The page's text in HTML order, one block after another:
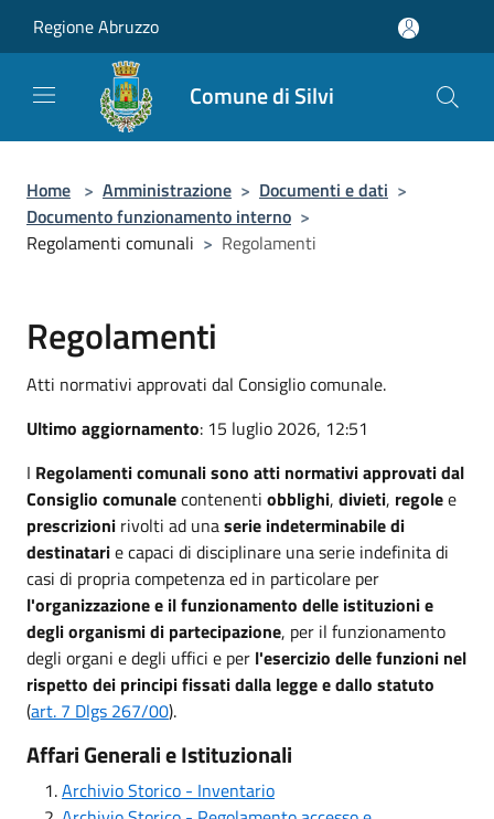
Regione Abruzzo
Comune di Silvi
Home > Amministrazione > Documenti e dati >
Documento funzionamento interno >
Regolamenti comunali > Regolamenti
Regolamenti
Atti normativi approvati dal Consiglio comunale.
Ultimo aggiornamento: 15 luglio 2026, 12:51
I Regolamenti comunali sono atti normativi approvati dal
Consiglio comunalecontenenti obblighi, divieti, regolee
prescrizioni rivolti ad unaserie indeterminabile di
destinatarie capaci di disciplinare una serie indefinita di
casi di propria competenza ed in particolare per
l'organizzazione e il funzionamento delle istituzioni e
degli organismi di partecipazione, per il funzionamento
degli organi e degli uffici e per l'esercizio delle funzioni nel
rispetto dei principi fissati dalla legge e dallo statuto
(art. 7 Dlgs 267/00).
Affari Generali e Istituzionali
Archivio Storico - Inventario